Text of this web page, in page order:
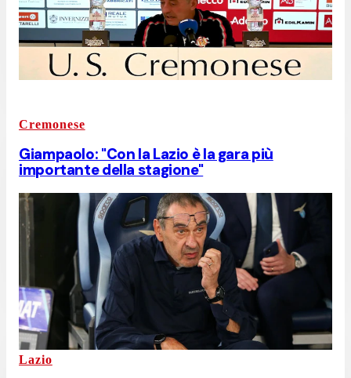
Cremonese
Giampaolo: "Con la Lazio è la gara più
importante della stagione"
Lazio